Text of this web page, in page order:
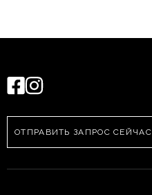
ОТПРАВИТЬ ЗАПРОС СЕЙЧАС